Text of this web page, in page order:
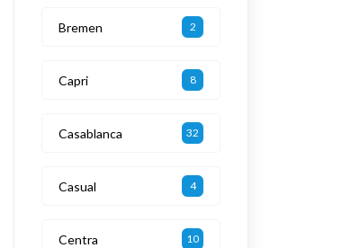
Bremen 2
Capri 8
Casablanca 32
Casual 4
Centra 10